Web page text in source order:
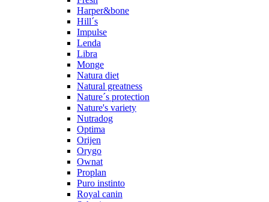
Harper&bone
Hill´s
Impulse
Lenda
Libra
Monge
Natura diet
Natural greatness
Nature´s protection
Nature's variety
Nutradog
Optima
Orijen
Orygo
Ownat
Proplan
Puro instinto
Royal canin